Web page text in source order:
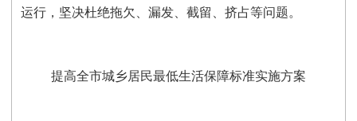
运行，坚决杜绝拖欠、漏发、截留、挤占等问题。
提高全市城乡居民最低生活保障标准实施方案